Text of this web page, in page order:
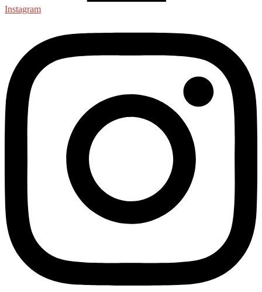
Instagram